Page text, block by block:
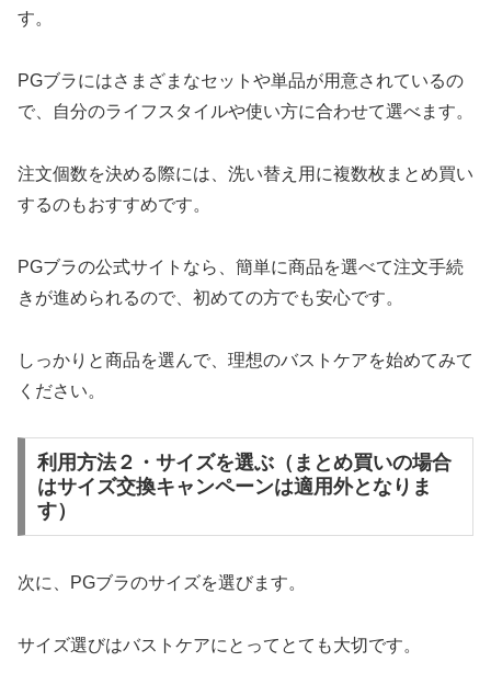
す。
PGブラにはさまざまなセットや単品が用意されているの
で、自分のライフスタイルや使い方に合わせて選べます。
注文個数を決める際には、洗い替え用に複数枚まとめ買い
するのもおすすめです。
PGブラの公式サイトなら、簡単に商品を選べて注文手続
きが進められるので、初めての方でも安心です。
しっかりと商品を選んで、理想のバストケアを始めてみて
ください。
利用方法２・サイズを選ぶ（まとめ買いの場合
はサイズ交換キャンペーンは適用外となりま
す）
次に、PGブラのサイズを選びます。
サイズ選びはバストケアにとってとても大切です。